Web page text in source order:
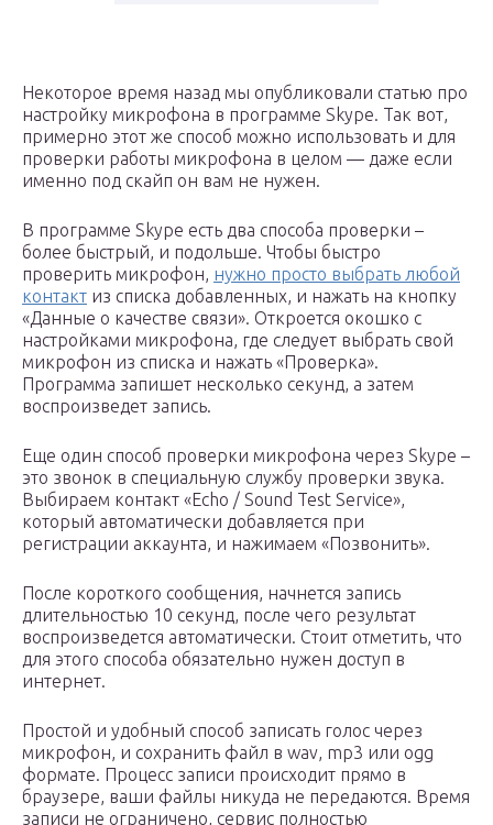
Некоторое время назад мы опубликовали статью про
настройку микрофона в программе Skype. Так вот,
примерно этот же способ можно использовать и для
проверки работы микрофона в целом — даже если
именно под скайп он вам не нужен.
В программе Skype есть два способа проверки –
более быстрый, и подольше. Чтобы быстро
проверить микрофон, нужно просто выбрать любой
контакт из списка добавленных, и нажать на кнопку
«Данные о качестве связи». Откроется окошко с
настройками микрофона, где следует выбрать свой
микрофон из списка и нажать «Проверка».
Программа запишет несколько секунд, а затем
воспроизведет запись.
Еще один способ проверки микрофона через Skype –
это звонок в специальную службу проверки звука.
Выбираем контакт «Echo / Sound Test Service»,
который автоматически добавляется при
регистрации аккаунта, и нажимаем «Позвонить».
После короткого сообщения, начнется запись
длительностью 10 секунд, после чего результат
воспроизведется автоматически. Стоит отметить, что
для этого способа обязательно нужен доступ в
интернет.
Простой и удобный способ записать голос через
микрофон, и сохранить файл в wav, mp3 или ogg
формате. Процесс записи происходит прямо в
браузере, ваши файлы никуда не передаются. Время
записи не ограничено, сервис полностью